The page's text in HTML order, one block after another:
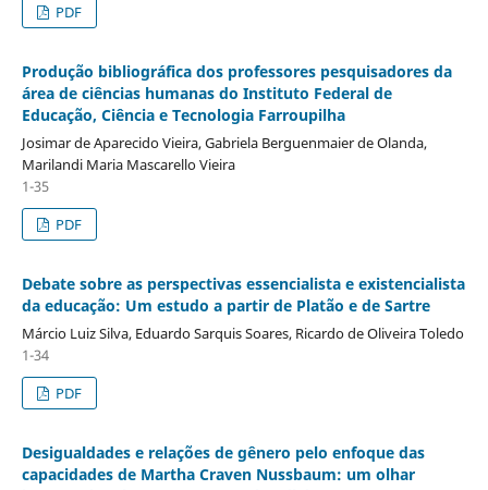
PDF
Produção bibliográfica dos professores pesquisadores da
área de ciências humanas do Instituto Federal de
Educação, Ciência e Tecnologia Farroupilha
Josimar de Aparecido Vieira, Gabriela Berguenmaier de Olanda,
Marilandi Maria Mascarello Vieira
1-35
PDF
Debate sobre as perspectivas essencialista e existencialista
da educação: Um estudo a partir de Platão e de Sartre
Márcio Luiz Silva, Eduardo Sarquis Soares, Ricardo de Oliveira Toledo
1-34
PDF
Desigualdades e relações de gênero pelo enfoque das
capacidades de Martha Craven Nussbaum: um olhar